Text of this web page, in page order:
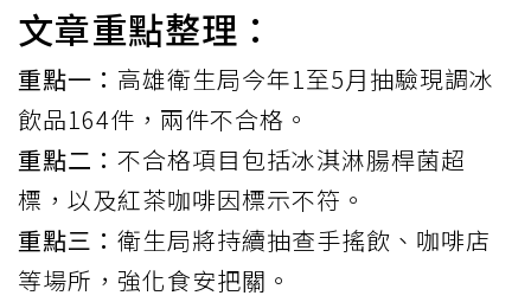
文章重點整理：
重點一： 高雄衛生局今年1至5月抽驗現調冰
飲品164件，兩件不合格。
重點二： 不合格項目包括冰淇淋腸桿菌超
標，以及紅茶咖啡因標示不符。
重點三： 衛生局將持續抽查手搖飲、咖啡店
等場所，強化食安把關。